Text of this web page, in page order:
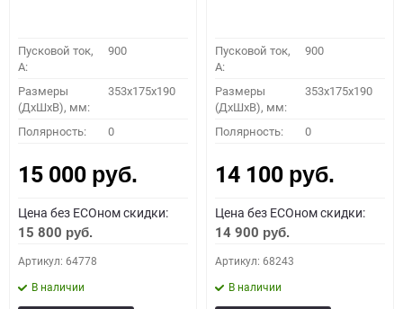
Пусковой ток,
A:
900
Размеры
(ДхШхВ), мм:
353x175x190
Полярность: 0
15 000 руб.
Цена без ECOном скидки:
15 800 руб.
Артикул: 64778
В наличии
Пусковой ток,
A:
900
Размеры
(ДхШхВ), мм:
353x175x190
Полярность: 0
14 100 руб.
Цена без ECOном скидки:
14 900 руб.
Артикул: 68243
В наличии